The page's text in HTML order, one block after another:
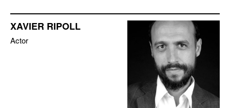
XAVIER RIPOLL
Actor